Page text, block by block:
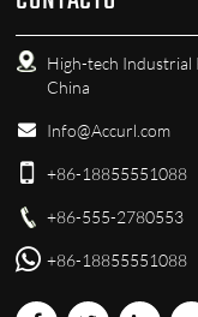
High-tech Industrial
China
Info@Accurl.com
+86-18855551088
+86-555-2780553
+86-18855551088